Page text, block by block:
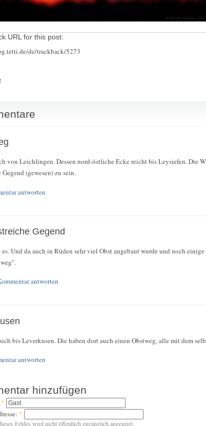
URL for this post:
de/trackback/5273
von Leichlingen. Dessen nord-östliche Ecke reicht bis Leysiefen. Die
(gewesen) zu sein.
antworten
Gegend
es. Und da auch in Rüden sehr viel Obst angebaut wurde und noch
antworten
bis Leverkusen. Die haben dort auch einen Obstweg, alle mit dem
antworten
hinzufügen
*
*
Feldes wird nicht öffentlich zugänglich angezeigt.